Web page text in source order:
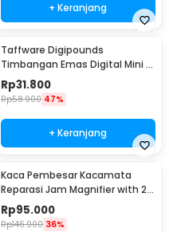
+ Keranjang
Taffware Digipounds
Timbangan Emas Digital Mini 5
Units 0.01g 200g - MH-200
Rp31.800
Rp58.900 47%
+ Keranjang
Kaca Pembesar Kacamata
Reparasi Jam Magnifier with 2
LED 5 Lens 3.5X - 9892B2
Rp95.000
Rp146.900 36%